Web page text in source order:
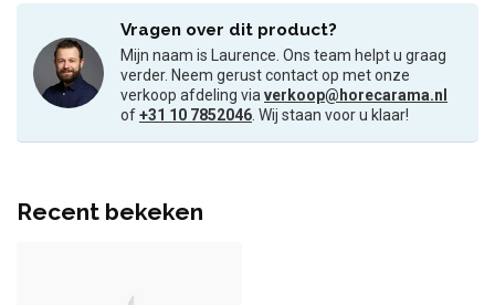
Vragen over dit product?
Mijn naam is Laurence. Ons team helpt u graag
verder. Neem gerust contact op met onze
verkoop afdeling viaverkoop@horecarama.nl
of+31 10 7852046. Wij staan voor u klaar!
Recent bekeken